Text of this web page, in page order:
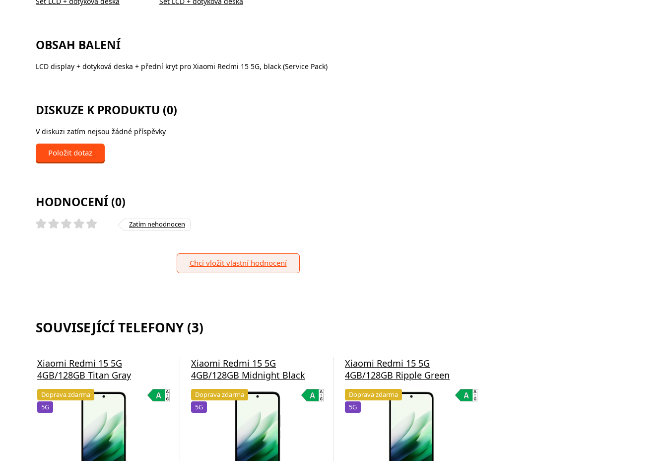
OBSAH BALENÍ
LCD display + dotyková deska + přední kryt pro Xiaomi Redmi 15 5G, black (Service Pack)
DISKUZE K PRODUKTU (0)
V diskuzi zatím nejsou žádné příspěvky
Položit dotaz
HODNOCENÍ (0)
Zatím nehodnocen
Chci vložit vlastní hodnocení
SOUVISEJÍCÍ TELEFONY (3)
Xiaomi Redmi 15 5G
4GB/128GB Titan Gray
Doprava zdarma
5G
Xiaomi Redmi 15 5G
4GB/128GB Midnight Black
Doprava zdarma
5G
Xiaomi Redmi 15 5G
4GB/128GB Ripple Green
Doprava zdarma
5G